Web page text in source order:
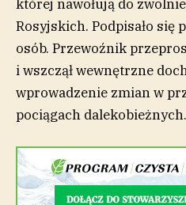
której nawołują do
Rosyjskich. Podpisało się
osób. Przewoźnik
i wszczął wewnętrzne
wprowadzenie zmian w
pociągach dalekobieżnych.